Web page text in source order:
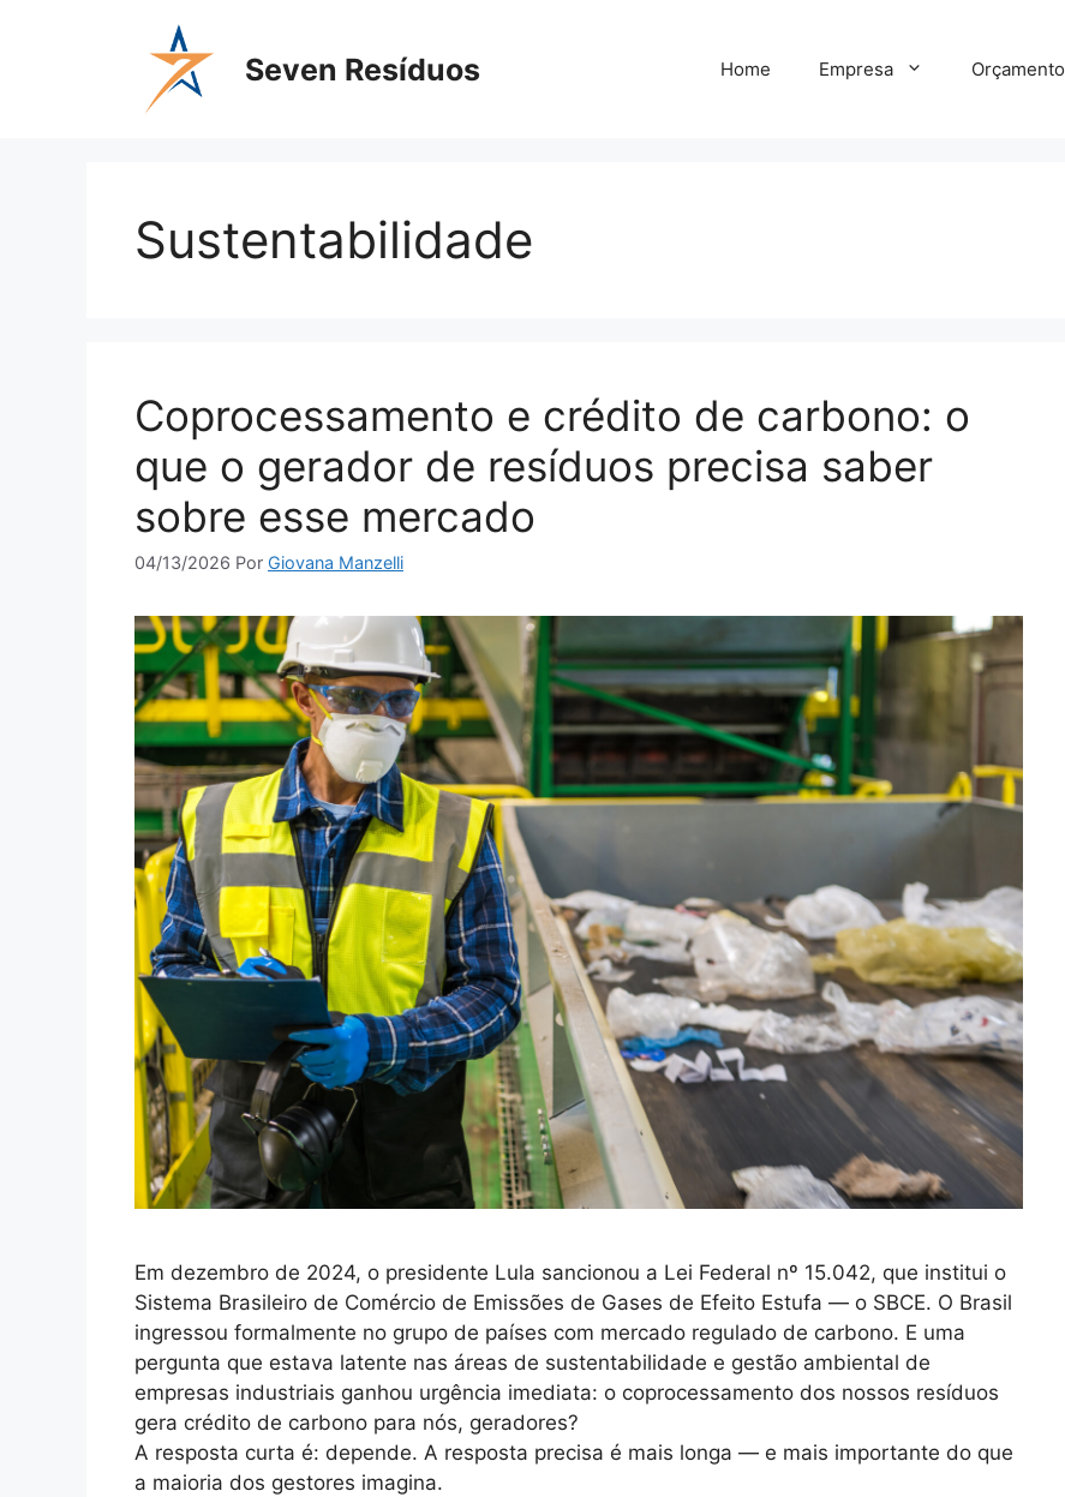
Seven Resíduos Home Empresa Orçamento
Sustentabilidade
Coprocessamento e crédito de carbono: o
que o gerador de resíduos precisa saber
sobre esse mercado
04/13/2026 Por Giovana Manzelli
Em dezembro de 2024, o presidente Lula sancionou a Lei Federal nº 15.042, que institui o
Sistema Brasileiro de Comércio de Emissões de Gases de Efeito Estufa — o SBCE. O Brasil
ingressou formalmente no grupo de países com mercado regulado de carbono. E uma
pergunta que estava latente nas áreas de sustentabilidade e gestão ambiental de
empresas industriais ganhou urgência imediata: o coprocessamento dos nossos resíduos
gera crédito de carbono para nós, geradores?
A resposta curta é: depende. A resposta precisa é mais longa — e mais importante do que
a maioria dos gestores imagina.